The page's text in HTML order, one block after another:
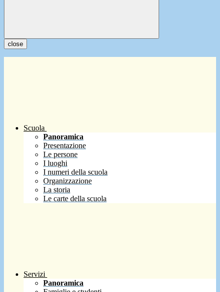
close
Scuola
Panoramica
Presentazione
Le persone
I luoghi
I numeri della scuola
Organizzazione
La storia
Le carte della scuola
Servizi
Panoramica